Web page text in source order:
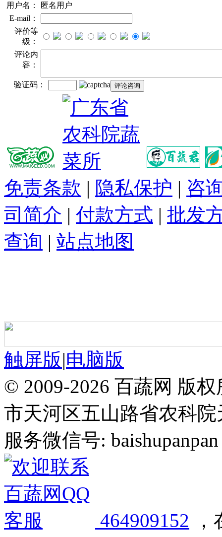
用户名：
匿名用户
E-mail：
评价等
级：
评论内
容：
验证码：
免责条款 | 隐私保护 | 咨
司简介 | 付款方式 | 批发
查询 | 站点地图
触屏版|电脑版
© 2009-2026 百蔬网 版
市天河区五山路省农科院
服务微信号:
464909152